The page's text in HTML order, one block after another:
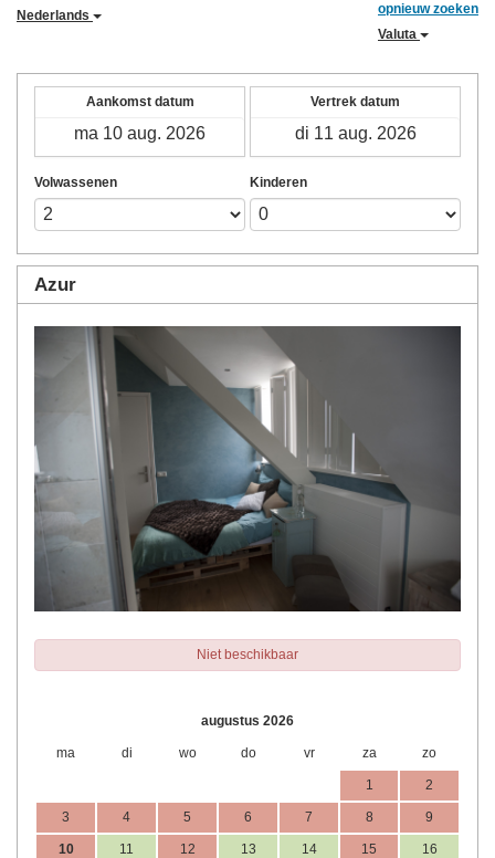
Nederlands
opnieuw zoeken
Valuta
Aankomst datum Vertrek datum
Volwassenen Kinderen
Azur
Niet beschikbaar
augustus 2026
ma di wo do vr za zo
1 2
3 4 5 6 7 8 9
10 11 12 13 14 15 16